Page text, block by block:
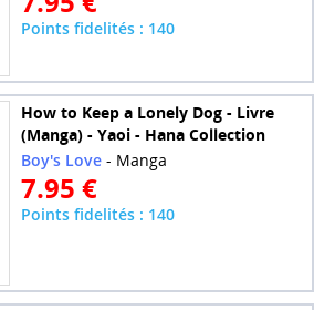
Points fidelités : 140
How to Keep a Lonely Dog - Livre
(Manga) - Yaoi - Hana Collection
Boy's Love - Manga
7.95 €
Points fidelités : 140